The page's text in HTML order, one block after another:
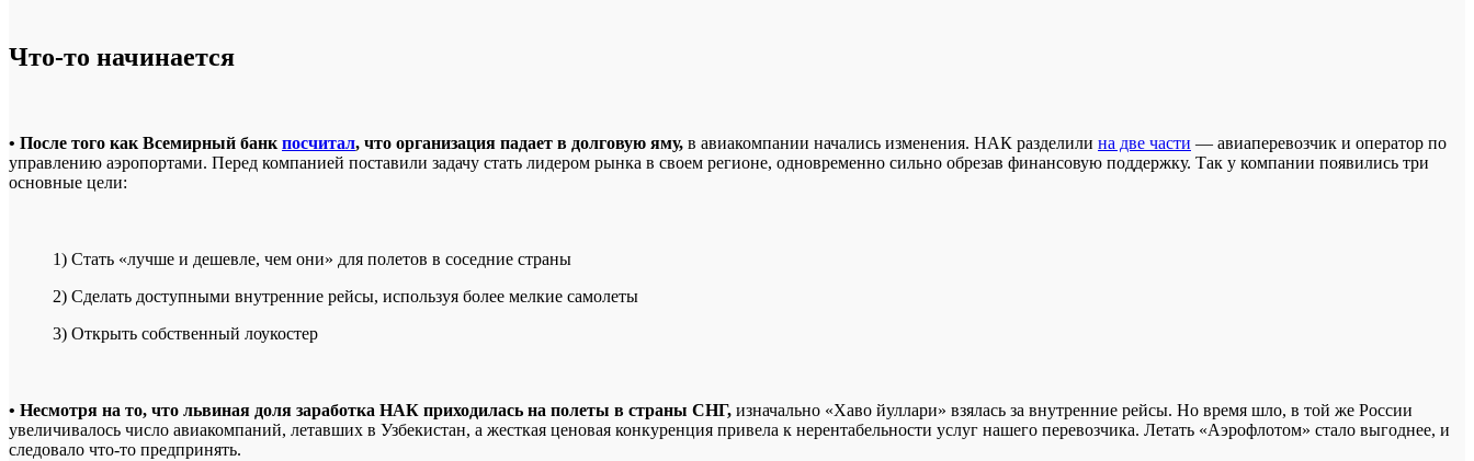
Что-то начинается
• После того как Всемирный банк посчитал, что организация падает в долговую яму, в авиакомпании начались изменения. НАК разделили на две части — авиаперевозчик и оператор по
управлению аэропортами. Перед компанией поставили задачу стать лидером рынка в своем регионе, одновременно сильно обрезав финансовую поддержку. Так у компании появились три
основные цели:
1) Стать «лучше и дешевле, чем они» для полетов в соседние страны
2) Сделать доступными внутренние рейсы, используя более мелкие самолеты
3) Открыть собственный лоукостер
• Несмотря на то, что львиная доля заработка НАК приходилась на полеты в страны СНГ, изначально «Хаво йуллари» взялась за внутренние рейсы. Но время шло, в той же России
увеличивалось число авиакомпаний, летавших в Узбекистан, а жесткая ценовая конкуренция привела к нерентабельности услуг нашего перевозчика. Летать «Аэрофлотом» стало выгоднее, и
следовало что-то предпринять.